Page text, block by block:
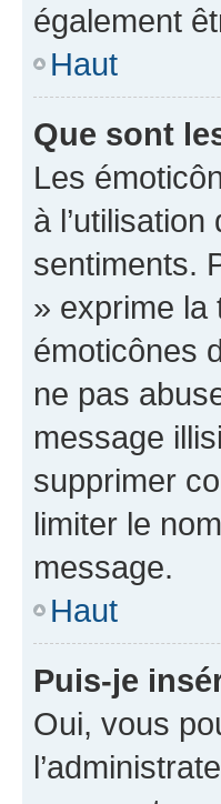
également
Haut
Que sont
Les
à
sentiments.
» exprime la
émoticônes
ne pas
message
supprimer
limiter le
message.
Haut
Puis-je
Oui, vous